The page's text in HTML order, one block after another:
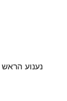
נענוע